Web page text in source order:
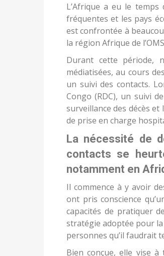
L’Afrique a eu le
fréquentes et les pays
est confrontée à
la région Afrique de
Durant cette période,
médiatisées, au cours
un suivi des contacts.
Congo (RDC), un suivi
surveillance des décès et
de prise en charge
La nécessité de
contacts se
notamment en
Il commence à y avoir
ont pris conscience
capacités de pratiquer
stratégie adoptée pour la
personnes qu’il faudrait
Bien conçue, elle vise